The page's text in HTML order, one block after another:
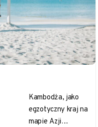
Kambodża, jako
egzotyczny kraj na
mapie Azji